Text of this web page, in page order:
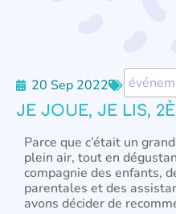
20 Sep 2022
JE JOUE, JE LIS,
Parce que c’était un
plein air, tout en
compagnie des enfants,
parentales et des
avons décider de